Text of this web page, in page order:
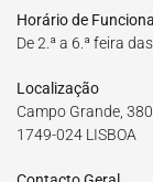
Horário de
De 2.ª a 6.ª feira das
Localização
Campo Grande,
1749-024 LISBOA